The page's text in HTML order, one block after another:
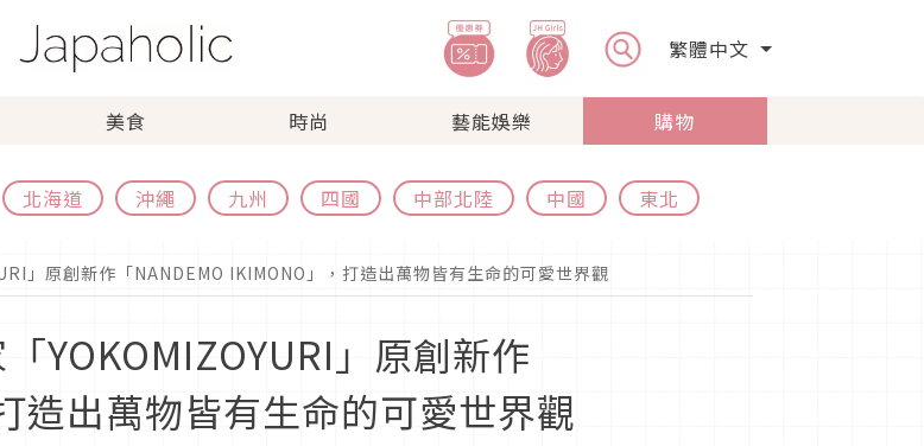
繁體中文
美食 時尚 藝能娛樂 購物
北海道 沖繩 九州 四國 中部北陸 中國 東北
」原創新作「NANDEMO IKIMONO」，打造出萬物皆有生命的可愛世界觀
YOKOMIZOYURI」原創新作
造出萬物皆有生命的可愛世界觀